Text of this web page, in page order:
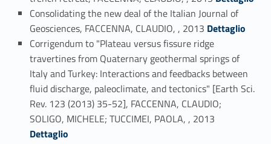
Consolidating the new deal of the Italian Journal of
Geosciences, FACCENNA, CLAUDIO, , 2013 Link identifier #identifier_person_140552-124
Dettaglio
Corrigendum to "Plateau versus fissure ridge
travertines from Quaternary geothermal springs of
Italy and Turkey: Interactions and feedbacks between
fluid discharge, paleoclimate, and tectonics" [Earth Sci.
Rev. 123 (2013) 35-52], FACCENNA, CLAUDIO;
SOLIGO, MICHELE; TUCCIMEI, PAOLA, , 2013 Link identifier #identifier_person_89950-125
Dettaglio